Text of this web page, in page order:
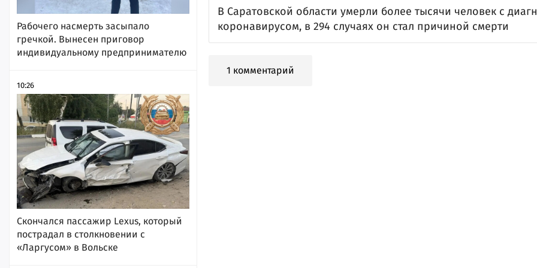
Рабочего насмерть засыпало
гречкой. Вынесен приговор
индивидуальному предпринимателю
10:26
Скончался пассажир Lexus, который
пострадал в столкновении с
«Ларгусом» в Вольске
В Саратовской области умерли более тысячи человек с
коронавирусом, в 294 случаях он стал причиной смерти
1 комментарий